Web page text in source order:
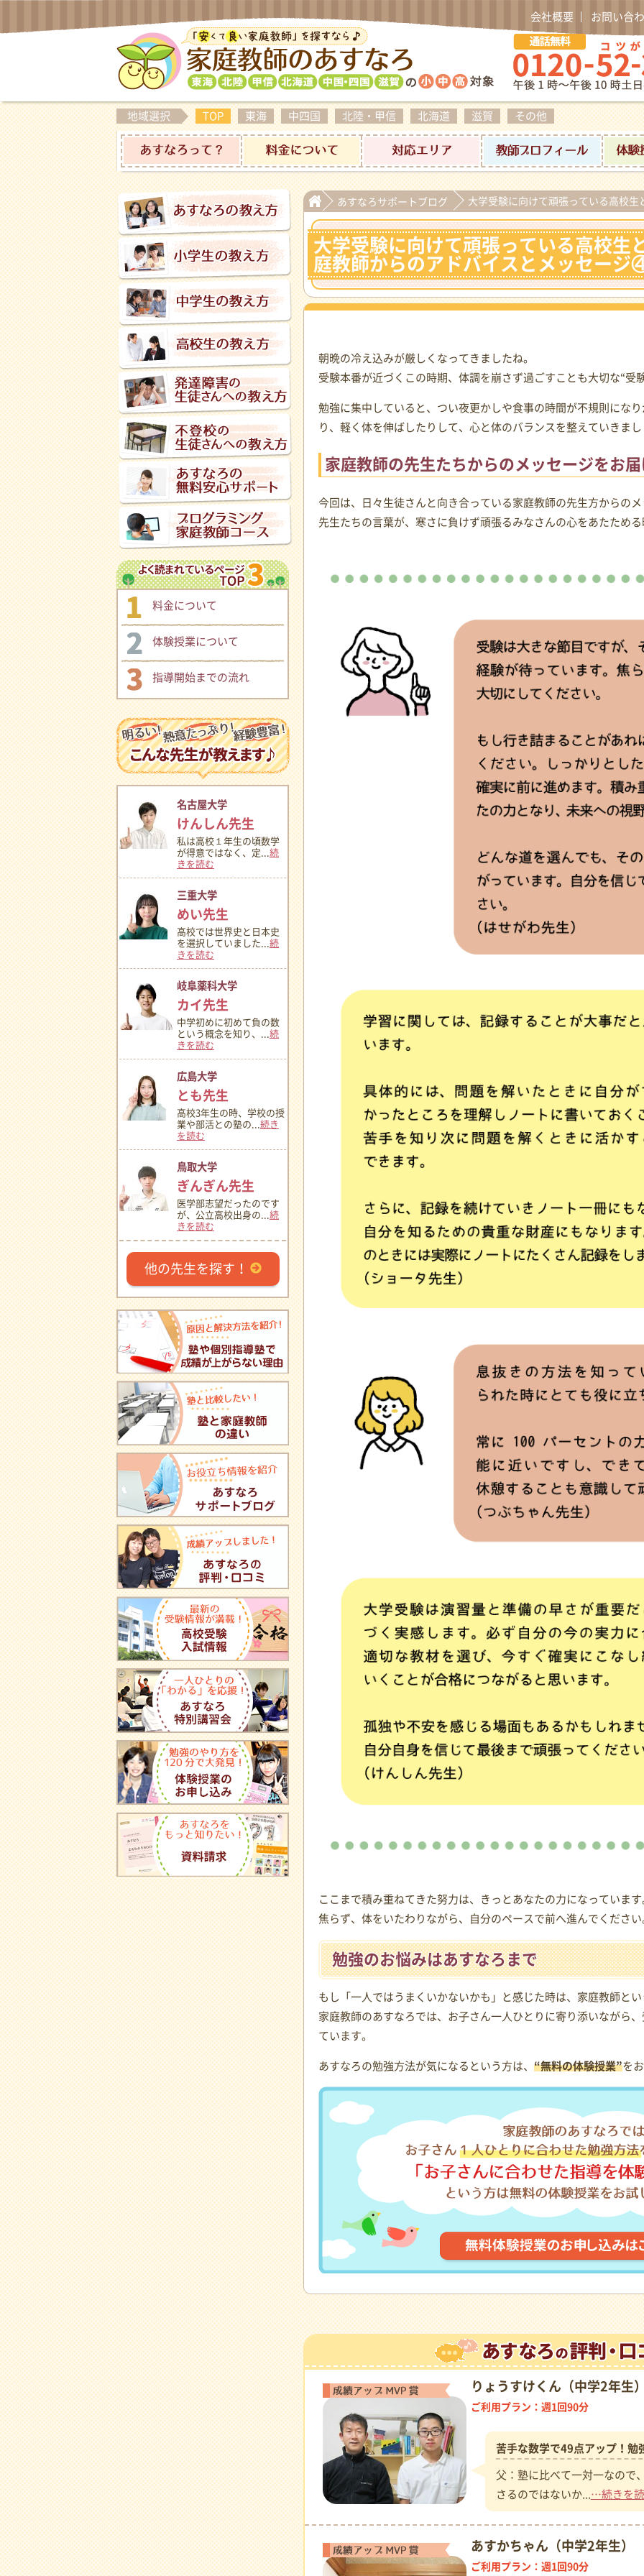
会社概要 お問い合
地域選択 TOP 東海 中四国 北陸・甲信 北海道 滋賀 その他
あすなろって？ 料金について 対応エリア 家庭教師
料金について
体験授業について
指導開始までの流れ
名古屋大学
けんしん先生
私は高校１年生の頃数学
が得意ではなく、定... 続
きを読む
三重大学
めい先生
高校では世界史と日本史
を選択していました... 続
きを読む
岐阜薬科大学
カイ先生
中学初めに初めて負の数
という概念を知り、... 続
きを読む
広島大学
とも先生
高校3年生の時、学校の授
業や部活との塾の... 続き
を読む
鳥取大学
ぎんぎん先生
医学部志望だったのです
が、公立高校出身の... 続
きを読む
他の先生を探す！
あすなろサポートブログ 大学受験に向けて頑張っている高校
大学受験に向けて頑張っている高校生
庭教師からのアドバイスとメッセージ
朝晩の冷え込みが厳しくなってきましたね。
受験本番が近づくこの時期、体調を崩さず過ごすことも大切な“受
勉強に集中していると、つい夜更かしや食事の時間が不規則にな
り、軽く体を伸ばしたりして、心と体のバランスを整えていきま
家庭教師の先生たちからのメッセージをお
今回は、日々生徒さんと向き合っている家庭教師の先生方からの
先生たちの言葉が、寒さに負けず頑張るみなさんの心をあたため
ここまで積み重ねてきた努力は、きっとあなたの力になっています
焦らず、体をいたわりながら、自分のペースで前へ進んでください
勉強のお悩みはあすなろまで
もし「一人ではうまくいかないかも」と感じた時は、家庭教師と
家庭教師のあすなろでは、お子さん一人ひとりに寄り添いながら
ています。
あすなろの勉強方法が気になるという方は、 “無料の体験授業”を
成績アップMVP賞
りょうすけくん（中学2年生
ご利用プラン：週1回90分
苦手な数学で49点アップ！勉
父：塾に比べて一対一なので
さるのではないか... …続きを
成績アップMVP賞
あすかちゃん（中学2年生）
ご利用プラン：週1回90分